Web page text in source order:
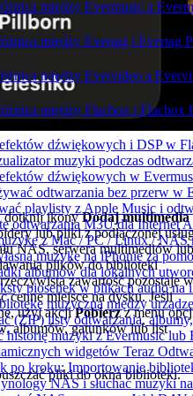
między Evermusic a
między Evertag i Evertag
między Evervideo a
między Flacbox i Flacbox
dźwiękowych i DSP w
muzyki podczas
dźwiękowych w
odtwarzania bez przerw w
playlisty z Apple Music i
odtwarzania M3U dla Internet
z Mac / PC / Linux /
muzykę na iPhonie za
albumów dla lokalnych
piosenek w plikach audio
muzyczną między
(ZIP) listy odtwarzania,
historię muzyki z Evermusic lub
widgetów Teraz
po kroku: Importowanie
NAS i słuchać muzyki
dotknij ikonyDodaj multimedia
lub pliki z podłączonej
NAS, serwera multimediów lub
plików do biblioteki
zawartość pozostaje w
cenne miejsce na dysku. Jeśli
użyj akcjiPobierzz menu
albumów, gatunków lub list
pliki do okna biblioteki.